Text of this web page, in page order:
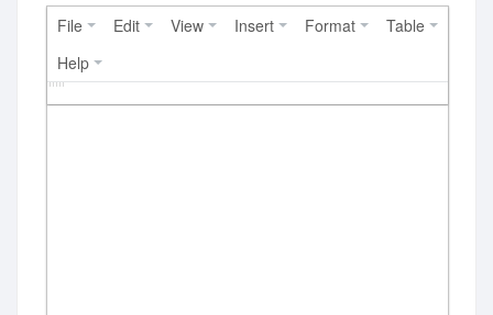
File Edit View Insert Format
Table
Help